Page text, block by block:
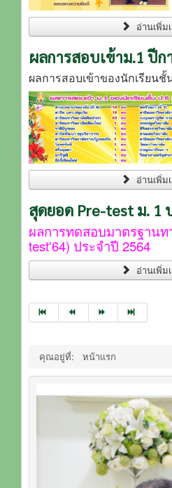
อ่านเพิ่ม
ผลการสอบเข้าม.1 ปีก
ผลการสอบเข้าของนักเรียนชั้
อ่านเพิ่ม
สุดยอด Pre-test ม. 1
ผลการทดสอบมาตรฐานท
test'64) ประจำปี 2564
อ่านเพิ่ม
คุณอยู่ที่: หน้าแรก